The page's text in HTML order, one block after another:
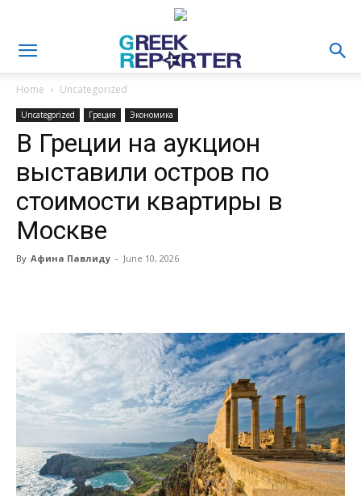
Home Uncategorized
Uncategorized Греция Экономика
В Греции на аукцион
выставили остров по
стоимости квартиры в
Москве
By Афина Павлиду - June 10, 2026